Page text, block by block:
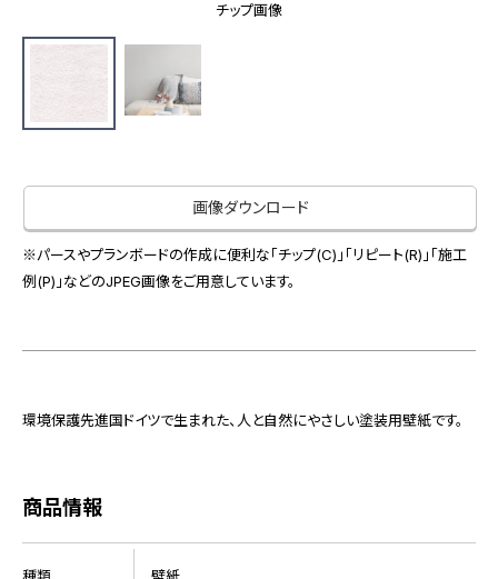
札幌ショールーム
画像ダウンロード
お役立ち資料
サンプル・カタログ請求／お問い合わせ（ビジネスのお客様）
非住宅案件に関するお問い合わせ
スペースソリューション事業
オフィスソリューション事業
会社情報
チップ画像
画像ダウンロード
※パースやプランボードの作成に便利な「チップ(C)」「リピート(R)」「施工
例(P)」などのJPEG画像をご用意しています。
環境保護先進国ドイツで生まれた、人と自然にやさしい塗装用壁紙です。
商品情報
種類 壁紙